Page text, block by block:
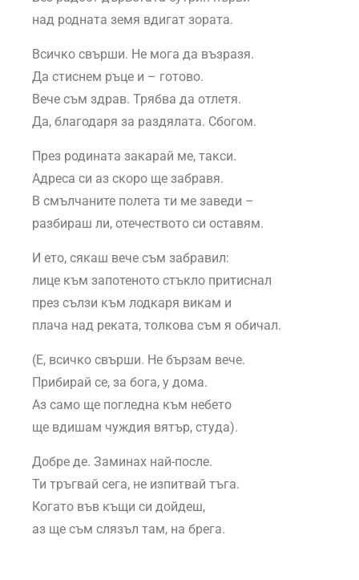
над родната земя вдигат зората.
Всичко свърши. Не мога да възразя.
Да стиснем ръце и – готово.
Вече съм здрав. Трябва да отлетя.
Да, благодаря за раздялата. Сбогом.
През родината закарай ме, такси.
Адреса си аз скоро ще забравя.
В смълчаните полета ти ме заведи –
разбираш ли, отечеството си оставям.
И ето, сякаш вече съм забравил:
лице към запотеното стъкло притиснал
през сълзи към лодкаря викам и
плача над реката, толкова съм я обичал.
(Е, всичко свърши. Не бързам вече.
Прибирай се, за бога, у дома.
Аз само ще погледна към небето
ще вдишам чуждия вятър, студа).
Добре де. Заминах най-после.
Ти тръгвай сега, не изпитвай тъга.
Когато във къщи си дойдеш,
аз ще съм слязъл там, на брега.